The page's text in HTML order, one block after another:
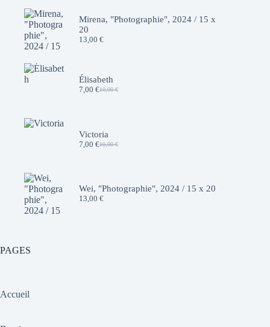
Mirena, "Photographie", 2024 / 15 x
20
13,00 €
Élisabeth
10,00€
Le
10,00 €.
7,00 €Le
7,00 €.
Victoria
10,00€
Le
10,00 €.
7,00 €Le
7,00 €.
Wei, "Photographie", 2024 / 15 x 20
13,00 €
PAGES
Accueil